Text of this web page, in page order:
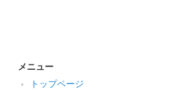
メニュー
トップページ